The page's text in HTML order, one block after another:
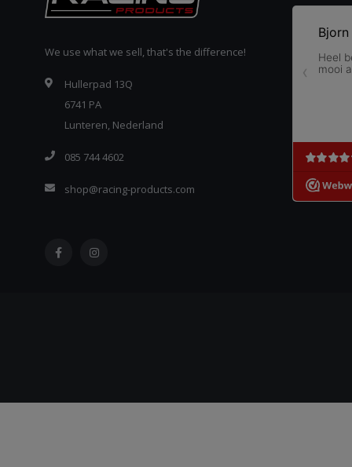
We use what we sell, that's the difference!
Hullerpad 13Q
6741 PA
Lunteren, Nederland
085 744 4602
shop@racing-products.com